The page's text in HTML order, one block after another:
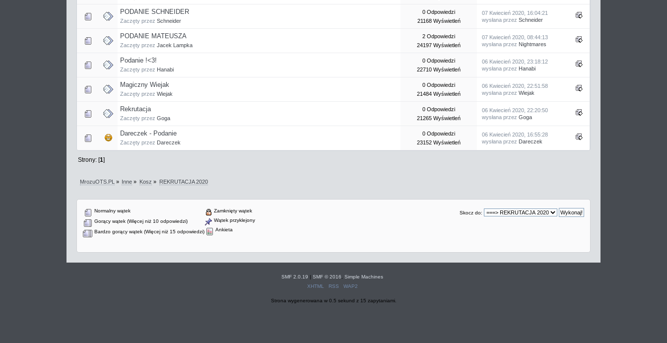
PODANIE SCHNEIDER
Zaczęty przezSchneider
0 Odpowiedzi
21168 Wyświetleń
07 Kwiecień 2020, 16:04:21
wysłana przezSchneider
PODANIE MATEUSZA
Zaczęty przezJacek Lampka
2 Odpowiedzi
24197 Wyświetleń
07 Kwiecień 2020, 08:44:13
wysłana przez Nightmares
Podanie !<3!
Zaczęty przez Hanabi
0 Odpowiedzi
22710 Wyświetleń
06 Kwiecień 2020, 23:18:12
wysłana przez Hanabi
Magiczny Wiejak
Zaczęty przezWiejak
0 Odpowiedzi
21484 Wyświetleń
06 Kwiecień 2020, 22:51:58
wysłana przezWiejak
Rekrutacja
Zaczęty przezGoga
0 Odpowiedzi
21265 Wyświetleń
06 Kwiecień 2020, 22:20:50
wysłana przezGoga
Dareczek - Podanie
Zaczęty przez Dareczek
0 Odpowiedzi
23152 Wyświetleń
06 Kwiecień 2020, 16:55:28
wysłana przez Dareczek
Strony: [1]
MrozuOTS.PL » Inne » Kosz » REKRUTACJA 2020
Skocz do:
Normalny wątek
Gorący wątek (Więcej niż 10 odpowiedzi)
Bardzo gorący wątek (Więcej niż 15 odpowiedzi)
Zamknięty wątek
Wątek przyklejony
Ankieta
SMF 2.0.19 | SMF © 2016
Simple Machines
XHTML
RSS WAP2
Strona wygenerowana w 0.5 sekund z 15 zapytaniami.